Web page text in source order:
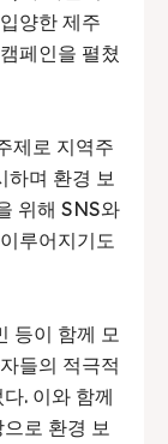
양한 제주
페인을 펼쳤
제로 지역주
하며 환경 보
위해 SNS와
루어지기도
등이 함께 모
들의 적극적
. 이와 함께
로 환경 보